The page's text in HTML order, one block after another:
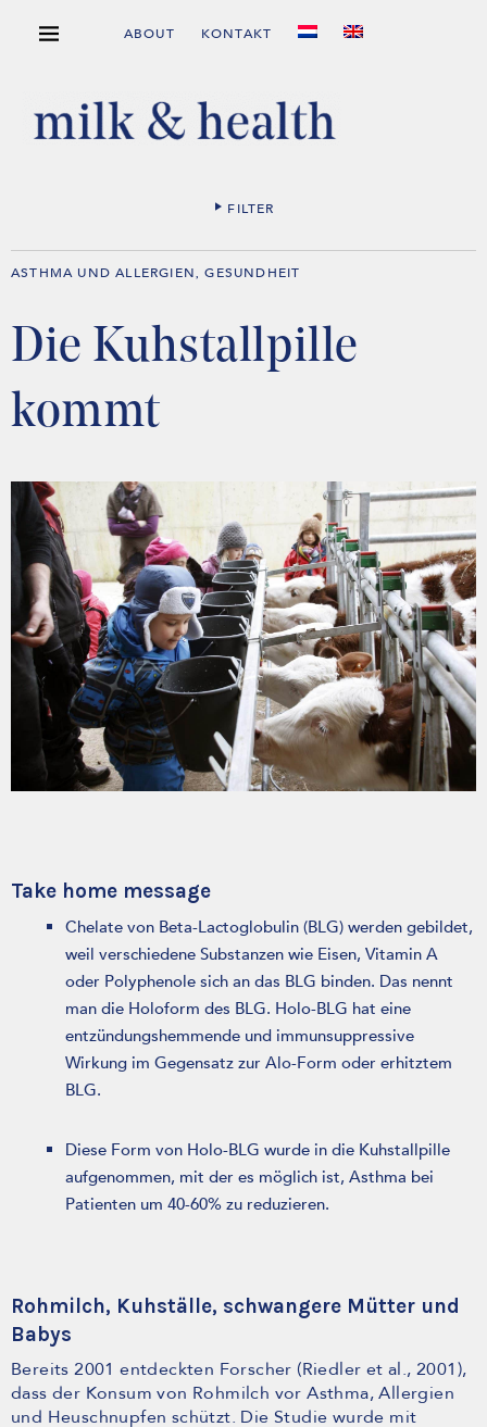
ABOUT KONTAKT
FILTER
ASTHMA UND ALLERGIEN ,GESUNDHEIT
Die Kuhstallpille
kommt
Take home message
Chelate von Beta-Lactoglobulin (BLG) werden gebildet,
weil verschiedene Substanzen wie Eisen, Vitamin A
oder Polyphenole sich an das BLG binden. Das nennt
man die Holoform des BLG. Holo-BLG hat eine
entzündungshemmende und immunsuppressive
Wirkung im Gegensatz zur Alo-Form oder erhitztem
BLG.
Diese Form von Holo-BLG wurde in die Kuhstallpille
aufgenommen, mit der es möglich ist, Asthma bei
Patienten um 40-60% zu reduzieren.
Rohmilch, Kuhställe, schwangere Mütter und
Babys
Bereits 2001 entdeckten Forscher (Riedler et al., 2001),
dass der Konsum von Rohmilch vor Asthma, Allergien
und Heuschnupfen schützt. Die Studie wurde mit